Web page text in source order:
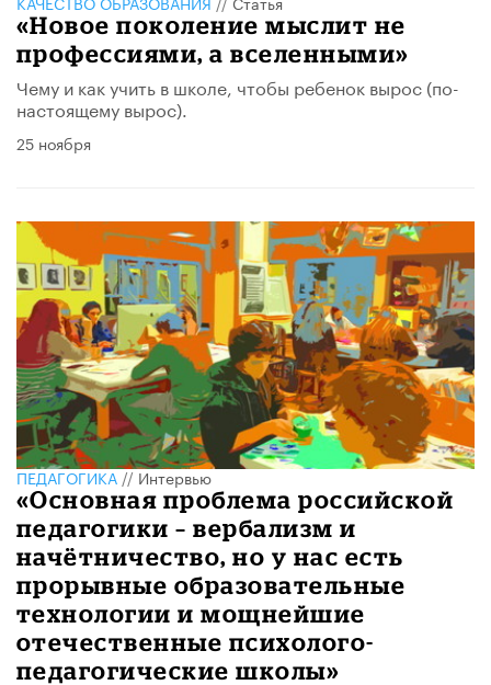
«Новое поколение мыслит не
профессиями, а вселенными»
Чему и как учить в школе, чтобы ребенок вырос (по-
настоящему вырос).
25 ноября
ПЕДАГОГИКА//Интервью
«Основная проблема российской
педагогики – вербализм и
начётничество, но у нас есть
прорывные образовательные
технологии и мощнейшие
отечественные психолого-
педагогические школы»